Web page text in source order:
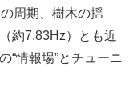
周期、樹木の揺
約7.83Hz）とも近
“情報場”とチューニ